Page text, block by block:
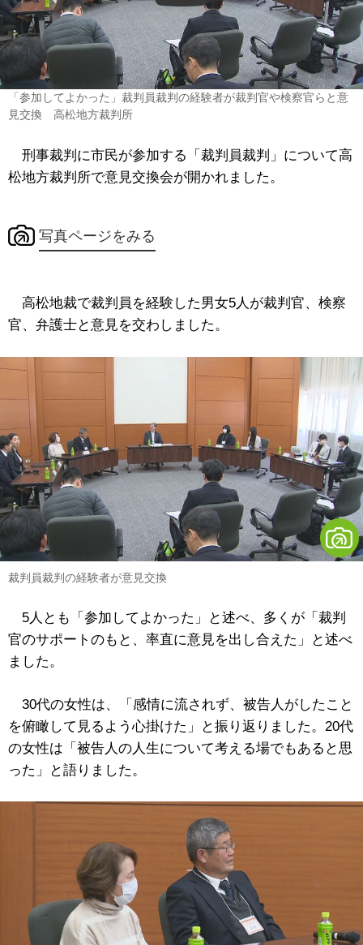
「参加してよかった」裁判員裁判の経験者が裁判官や検察官らと意
見交換 高松地方裁判所
刑事裁判に市民が参加する「裁判員裁判」について高
松地方裁判所で意見交換会が開かれました。
写真ページをみる
高松地裁で裁判員を経験した男女5人が裁判官、検察
官、弁護士と意見を交わしました。
裁判員裁判の経験者が意見交換
5人とも「参加してよかった」と述べ、多くが「裁判
官のサポートのもと、率直に意見を出し合えた」と述べ
ました。
30代の女性は、「感情に流されず、被告人がしたこと
を俯瞰して見るよう心掛けた」と振り返りました。20代
の女性は「被告人の人生について考える場でもあると思
った」と語りました。